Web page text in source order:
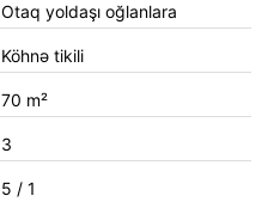
Otaq yoldaşı oğlanlara
Köhnə tikili
70 m²
3
5 / 1